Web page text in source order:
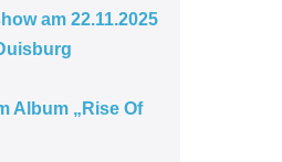
am 22.11.2025
Album „Rise Of